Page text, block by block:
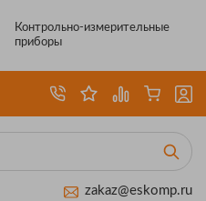
Контрольно-измерительные
приборы
zakaz@eskomp.ru